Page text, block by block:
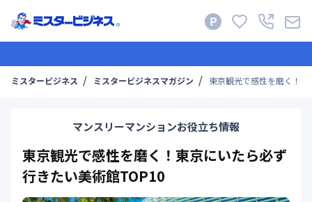
ミスタービジネス ミスタービジネスマガジン 東京観光で感性を磨く！
マンスリーマンションお役立ち情報
東京観光で感性を磨く！東京にいたら必ず
行きたい美術館TOP10